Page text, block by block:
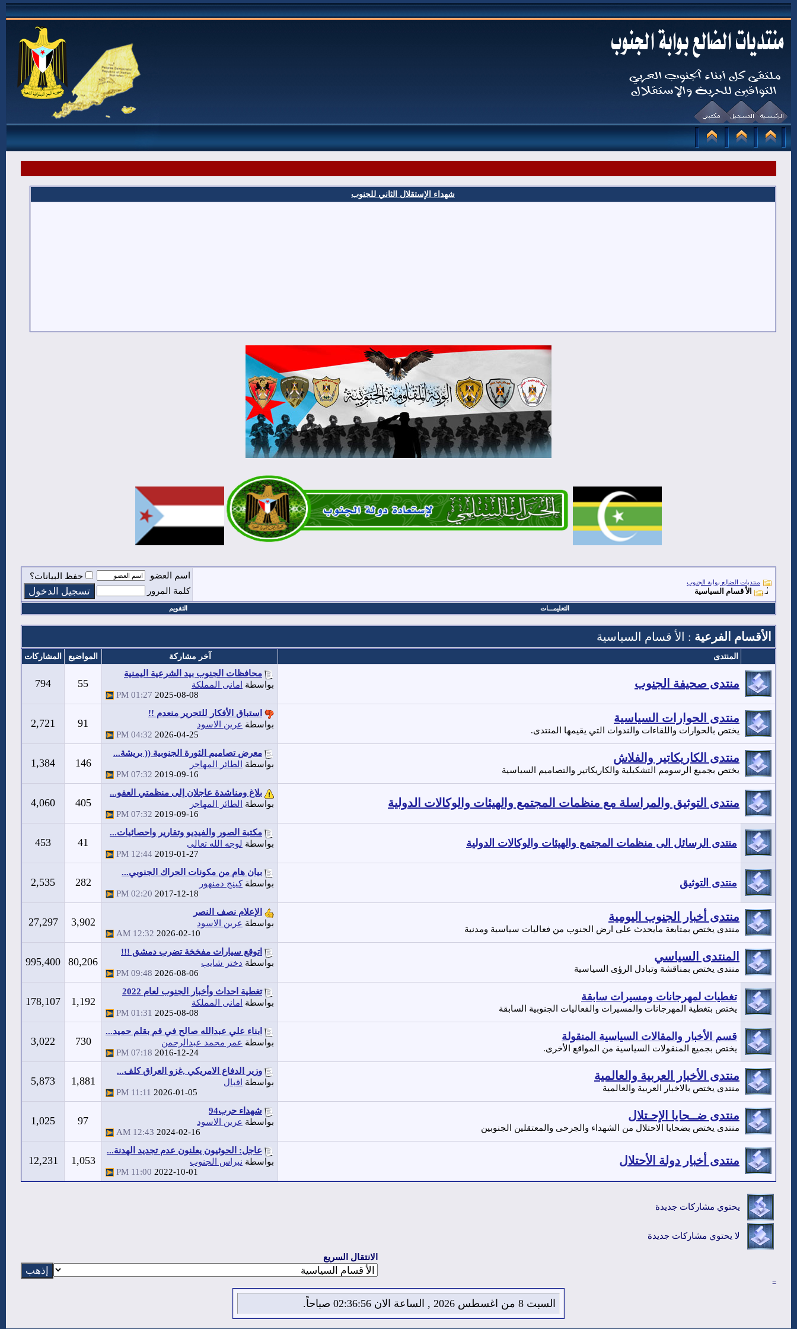
شهداء الإستقلال الثاني للجنوب
منتديات الضالع بوابة الجنوب
الأ قسام السياسية
اسم العضو
حفظ البيانات؟
كلمة المرور
التعليمـــات التقويم
الأقسام الفرعية : الأ قسام السياسية
المنتدى آخر مشاركة المواضيع المشاركات
منتدى صحيفة الجنوب
محافظات الجنوب بيد الشرعية اليمنية
بواسطة امانى المملكة
2025-08-08
01:27 PM
55
794
منتدى الحوارات السياسية
يختص بالحوارات واللقاءات والندوات التي يقيمها المنتدى.
استباق الأفكار للتحرير منعدم !!
بواسطة عرين الاسود
2026-04-25
04:32 PM
91
2,721
منتدى الكاريكاتير والفلاش
يختص بجميع الرسومم التشكيلية والكاريكاتير والتصاميم السياسية
معرض تصاميم الثورة الجنوبية (( بريشة...
بواسطة الطائر المهاجر
2019-09-16
07:32 PM
146
1,384
منتدى التوثيق والمراسلة مع منظمات المجتمع والهيئات والوكالات الدولية
بلاغ ومناشدة عاجلان إلى منظمتي العفو...
بواسطة الطائر المهاجر
2019-09-16
07:32 PM
405
4,060
منتدى الرسائل الى منظمات المجتمع والهيئات والوكالات الدولية
مكتبة الصور والفيديو وتقارير واحصائيات...
بواسطة لوجه الله تعالى
2019-01-27
12:44 PM
41
453
منتدى التوثيق
بيان هام من مكونات الحراك الجنوبي...
بواسطةكينج دمنهور
2017-12-18
02:20 PM
282
2,535
منتدى أخبار الجنوب اليومية
منتدى يختص بمتابعة مايحدث على ارض الجنوب من فعاليات سياسية ومدنية
الإعلام نصف النصر
بواسطة عرين الاسود
2026-02-10
12:32 AM
3,902
27,297
المنتدى السياسي
منتدى يختص بمناقشة وتبادل الرؤى السياسية
اتوقع سيارات مفخخة تضرب دمشق !!!
بواسطة دختر شايب
2026-08-06
09:48 PM
80,206
995,400
تغطيات لمهرجانات ومسيرات سابقة
يختص بتغطية المهرجانات والمسيرات والفعاليات الجنوبية السابقة
تغطية احداث وأخبار الجنوب لعام 2022
بواسطة امانى المملكة
2025-08-08
01:31 PM
1,192
178,107
قسم الأخبار والمقالات السياسية المنقولة
يختص بجميع المنقولات السياسية من المواقع الأخرى.
ابناء علي عبدالله صالح في قم بقلم حميد...
بواسطة عمر محمد عبدالرحمن
2016-12-24
07:18 PM
730
3,022
منتدى الأخبار العربية والعالمية
منتدى يختص بالاخبار العربية والعالمية
وزير الدفاع الامريكي ,غزو العراق كلف...
بواسطة اقبال
2026-01-05
11:11 PM
1,881
5,873
منتدى ضــحايا الإحـتلال
منتدى يختص بضحايا الاحتلال من الشهداء والجرحى والمعتقلين الجنوبين
شهداء حرب94
بواسطة عرين الاسود
2024-02-16
12:43 AM
97
1,025
منتدى أخبار دولة الأحتلال
عاجل: الحوثيون يعلنون عدم تجديد الهدنة...
بواسطة نبراس الجنوب
2022-10-01
11:00 PM
1,053
12,231
يحتوي مشاركات جديدة
لا يحتوي مشاركات جديدة
الانتقال السريع
=
السبت 8 من اغسطس 2026 , الساعة الان 02:36:57 صباحاً.